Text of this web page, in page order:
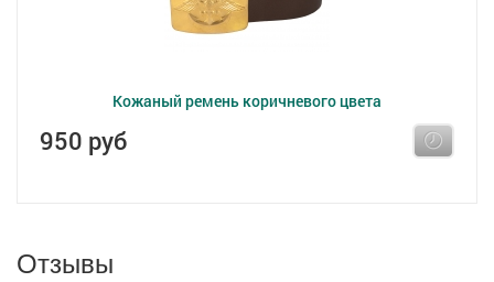
Кожаный ремень коричневого цвета
950 руб
Отзывы